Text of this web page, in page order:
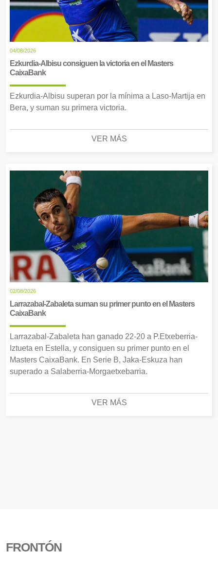
04/08/2026
Ezkurdia-Albisu consiguen la victoria en el Masters
CaixaBank
Ezkurdia-Albisu superan por la mínima a Laso-Martija en
Bera, y suman su primera victoria.
VER MÁS
02/08/2026
Larrazabal-Zabaleta suman su primer punto en el Masters
CaixaBank
Larrazabal-Zabaleta han ganado 22-20 a P.Etxeberria-
Iztueta en Estella, y consiguen su primer punto en el
Masters CaixaBank. En Serie B, Jaka-Eskuza han
superado a Salaberria-Morgaetxebarria.
VER MÁS
FRONTÓN